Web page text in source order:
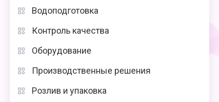
Водоподготовка
Контроль качества
Оборудование
Производственные решения
Розлив и упаковка